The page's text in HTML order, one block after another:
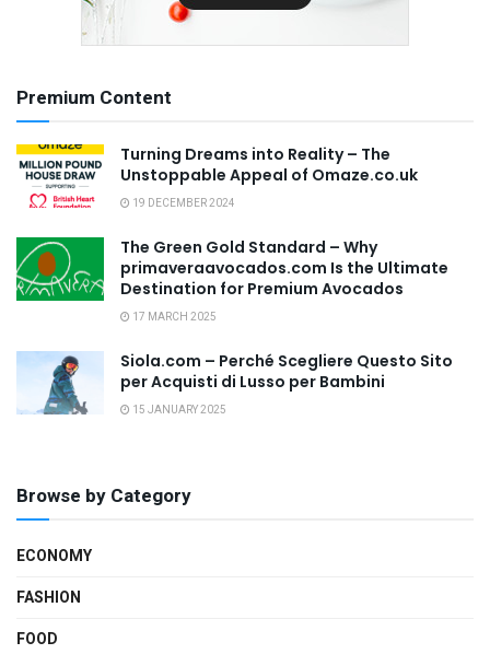
Premium Content
Turning Dreams into Reality – The
Unstoppable Appeal of Omaze.co.uk
19 DECEMBER 2024
The Green Gold Standard – Why
primaveraavocados.com Is the Ultimate
Destination for Premium Avocados
17 MARCH 2025
Siola.com – Perché Scegliere Questo Sito
per Acquisti di Lusso per Bambini
15 JANUARY 2025
Browse by Category
ECONOMY
FASHION
FOOD